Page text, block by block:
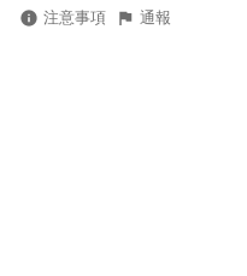
注意事項 通報